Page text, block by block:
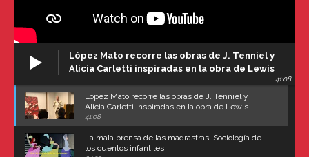
López Mato recorre las obras de J. Tenniel y
Alicia Carletti inspiradas en la obra de Lewis
41:08
López Mato recorre las obras de J. Tenniel y
Alicia Carletti inspiradas en la obra de Lewis
Carroll
41:08
La mala prensa de las madrastras: Sociología de
los cuentos infantiles